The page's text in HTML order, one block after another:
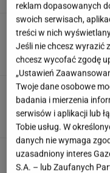
nich
Rekord
trafia
reklam dopasowanych
swoich serwisach,
treści w nich
Jeśli nie chcesz wyrazić
chcesz wycofać zgodę
„Ustawień
Twoje dane osobowe
badania i mierzenia
serwisów i aplikacji lub
Tobie usług. W
danych nie wymaga
uzasadniony interes
S.A. – lub Zaufanych